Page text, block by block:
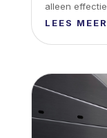
alleen
LEES MEER